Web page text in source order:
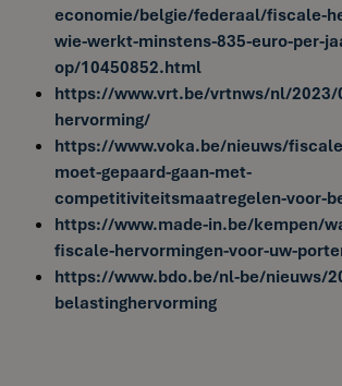
economie/belgie/federaal/fiscale-
wie-werkt-minstens-835-euro-per-
op/10450852.html
https://www.vrt.be/vrtnws/nl/
hervorming/
https://www.voka.be/nieuws/
moet-gepaard-gaan-met-
competitiviteitsmaatregelen-voor-
https://www.made-in.be/kempen/
fiscale-hervormingen-voor-uw-
https://www.bdo.be/nl-be/nieuws/
belastinghervorming